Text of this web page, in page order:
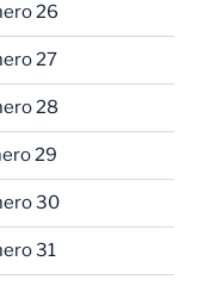
26
27
28
29
30
31